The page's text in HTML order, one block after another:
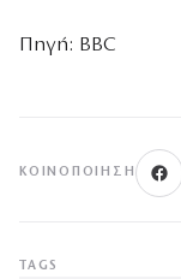
Πηγή: BBC
ΚΟΙΝΟΠΟΊΗΣΗ
TAGS